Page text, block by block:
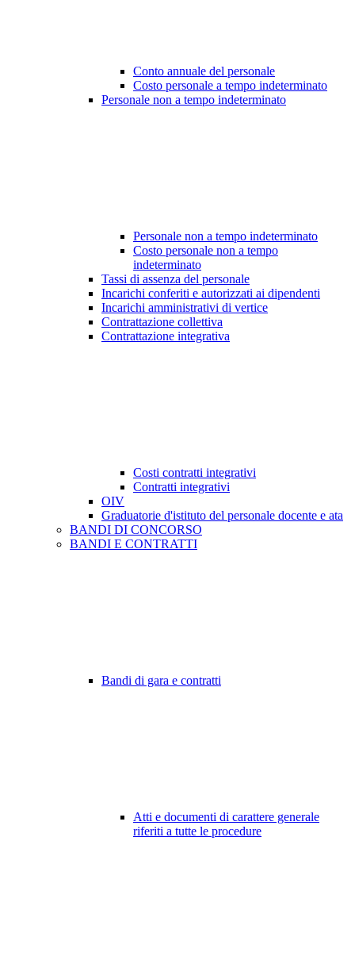
Conto annuale del personale
Costo personale a tempo indeterminato
Personale non a tempo indeterminato
Personale non a tempo indeterminato
Costo personale non a tempo
indeterminato
Tassi di assenza del personale
Incarichi conferiti e autorizzati ai dipendenti
Incarichi amministrativi di vertice
Contrattazione collettiva
Contrattazione integrativa
Costi contratti integrativi
Contratti integrativi
OIV
Graduatorie d'istituto del personale docente e ata
BANDI DI CONCORSO
BANDI E CONTRATTI
Bandi di gara e contratti
Atti e documenti di carattere generale
riferiti a tutte le procedure